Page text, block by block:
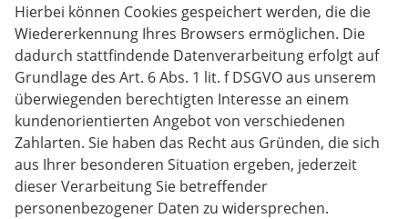
Hierbei können Cookies gespeichert werden, die die
Wiedererkennung Ihres Browsers ermöglichen. Die
dadurch stattfindende Datenverarbeitung erfolgt auf
Grundlage des Art. 6 Abs. 1 lit. f DSGVO aus unserem
überwiegenden berechtigten Interesse an einem
kundenorientierten Angebot von verschiedenen
Zahlarten. Sie haben das Recht aus Gründen, die sich
aus Ihrer besonderen Situation ergeben, jederzeit
dieser Verarbeitung Sie betreffender
personenbezogener Daten zu widersprechen.